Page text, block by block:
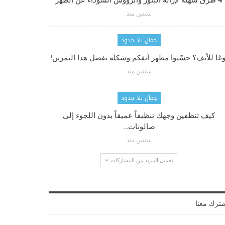
سنتين منذ
جمال بلا حدود
للأنف؟ حسّنوا مظهر أنفكم وشكله بفضل هذا التمرين!
سنتين منذ
جمال بلا حدود
كيف تنظفين وجهك تنظيفاً عميقاً بدون اللجوء إلى
صالونات…
سنتين منذ
تحميل المزيد من المشاركات
معنا